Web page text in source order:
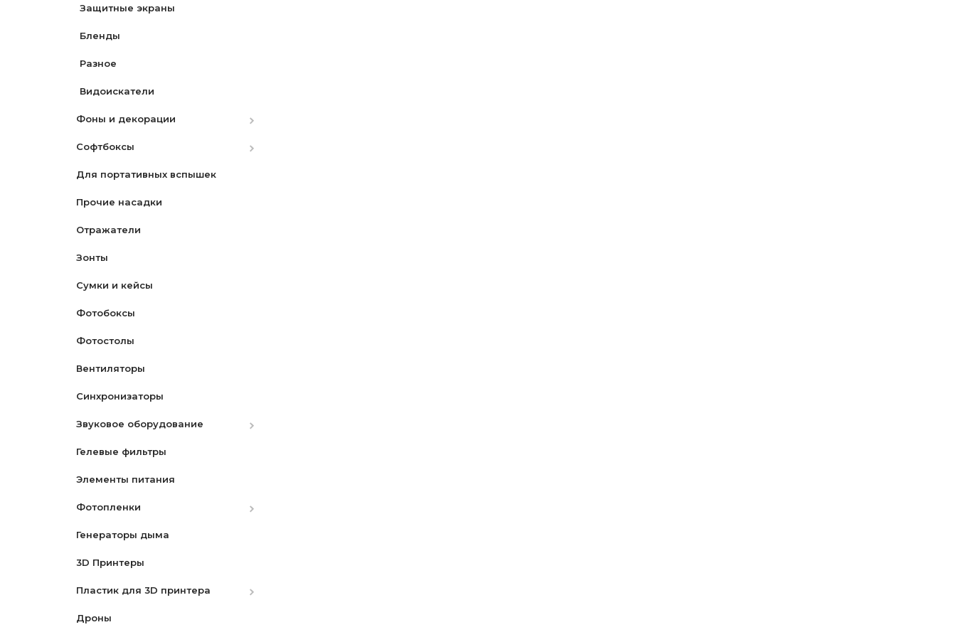
Nikon
Sony
Защитные экраны
Бленды
Разное
Видоискатели
Фоны и декорации
Бумажные
Матерчатые
Переносные
PVC
Софтбоксы
Октобоксы
Для портативных вспышек
Прочие насадки
Отражатели
Зонты
Сумки и кейсы
Фотобоксы
Фотостолы
Вентиляторы
Синхронизаторы
Звуковое оборудование
Микрофоны
Микшеры и адаптеры
Рекордеры
Гелевые фильтры
Элементы питания
Фотопленки
Фотопленки Черно-Белые
Фотопленка цветная
Генераторы дыма
3D Принтеры
Пластик для 3D принтера
PLA
Дроны